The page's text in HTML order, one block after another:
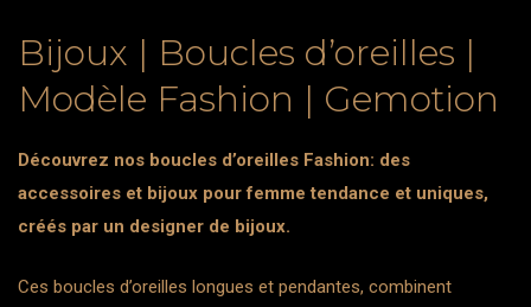
Bijoux | Boucles d’oreilles |
Modèle Fashion | Gemotion
Découvrez nos boucles d’oreilles Fashion: des
accessoires et bijoux pour femme tendance et uniques,
créés par un designer de bijoux.
Ces boucles d’oreilles longues et pendantes, combinent